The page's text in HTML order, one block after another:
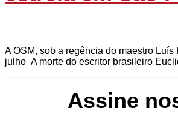
A OSM, sob a regência do maestro
julho A morte do escritor brasileiro
Assine